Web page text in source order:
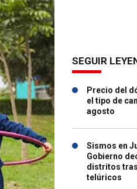
SEGUIR
Precio del
el tipo de
agosto
Sismos en
Gobierno
distritos
telúricos